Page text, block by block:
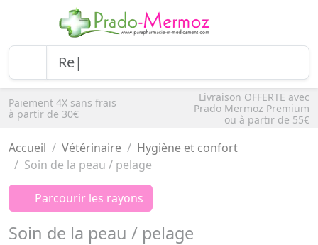
Paiement 4X sans frais
à partir de 30€
Livraison OFFERTE avec
Prado Mermoz Premium
ou à partir de 55€
Accueil Vétérinaire
Hygiène et confort
Soin de la peau / pelage
Parcourir les rayons
Soin de la peau / pelage